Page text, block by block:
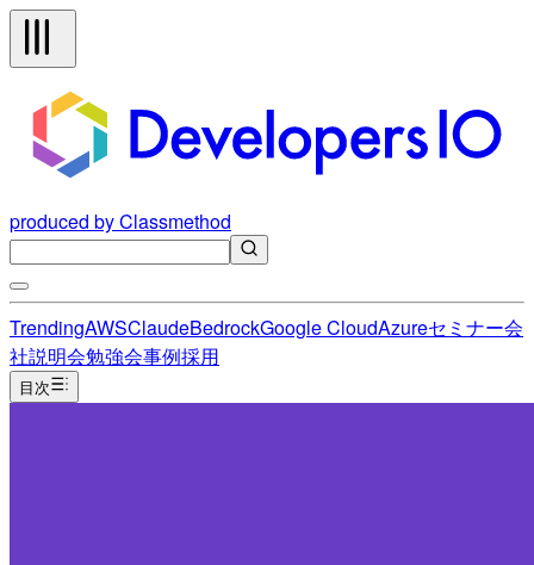
produced by Classmethod
TrendingAWSClaudeBedrockGoogle CloudAzureセミナー会
社説明会勉強会事例採用
目次